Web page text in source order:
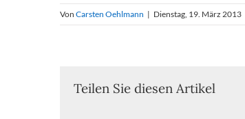
Von Carsten Oehlmann | Dienstag, 19. März 2013
Teilen Sie diesen Artikel